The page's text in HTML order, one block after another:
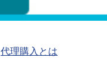
代理購入とは